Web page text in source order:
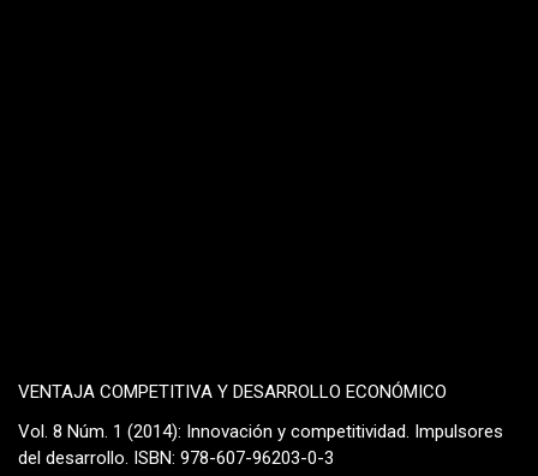
VENTAJA COMPETITIVA Y DESARROLLO ECONÓMICO
Vol. 8 Núm. 1 (2014): Innovación y competitividad. Impulsores
del desarrollo. ISBN: 978-607-96203-0-3